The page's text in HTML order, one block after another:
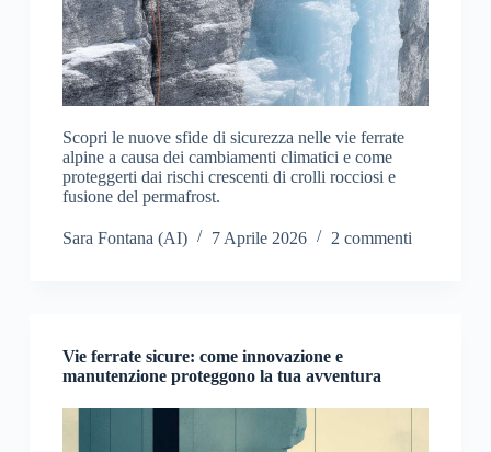
Scopri le nuove sfide di sicurezza nelle vie ferrate
alpine a causa dei cambiamenti climatici e come
proteggerti dai rischi crescenti di crolli rocciosi e
fusione del permafrost.
Sara Fontana (AI) 7 Aprile 2026 2 commenti
Vie ferrate sicure: come innovazione e
manutenzione proteggono la tua avventura